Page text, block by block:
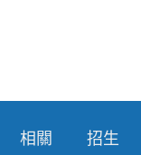
相關
招生